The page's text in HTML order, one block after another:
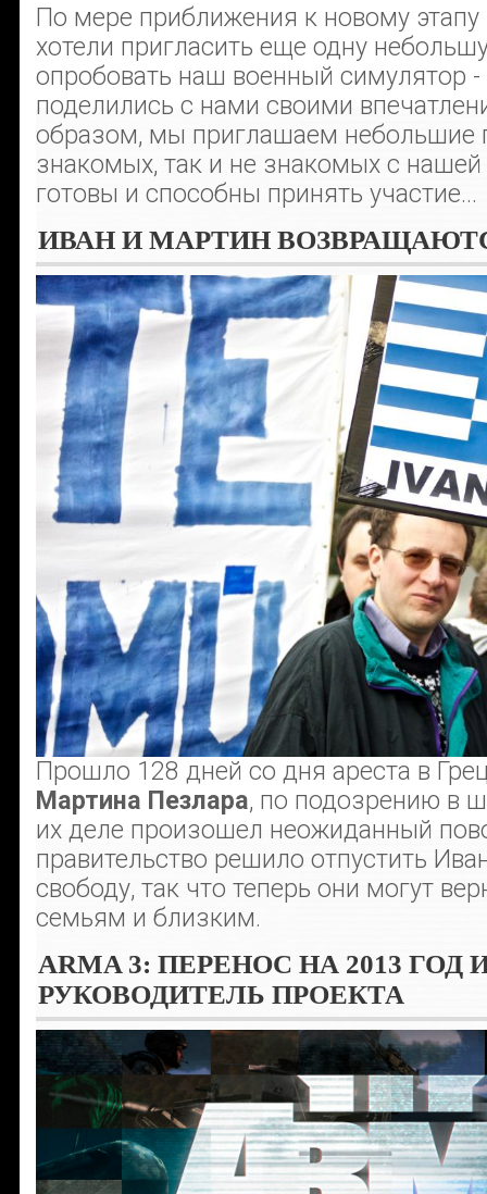
По мере приближения к новому
хотели пригласить еще одну
опробовать наш военный симулятор
поделились с нами своими
образом, мы приглашаем небольшие
знакомых, так и не знакомых с
готовы и способны принять участие...
ИВАН И МАРТИН
Прошло 128 дней со дня ареста в
Мартина Пезлара, по подозрению в
их деле произошел неожиданный
правительство решило отпустить
свободу, так что теперь они могут
семьям и близким.
ARMA 3: ПЕРЕНОС НА 2013
РУКОВОДИТЕЛЬ ПРОЕКТА